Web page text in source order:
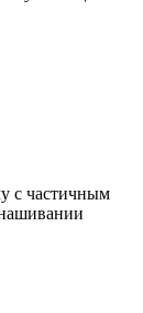
с частичным